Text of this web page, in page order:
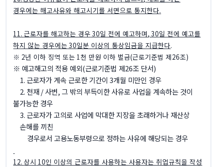
경우에는 해고사유와 해고시기를 서면으로 통지한다.
11.근로자를 해고하는 경우 30일 전에 예고하며, 30일 전에 예고를
하지 않는 경우에는 30일분 이상의 통상임금을 지급한다.
※ 2년 이하 징역 또는 1 천 만원 이하 벌금(근로기준법 제26조)
※ 예고해고의 적용 예외(근로기준법 제26조 단서)
1. 근로자가 계속 근로한 기간이3개월 미만인 경우
2. 천재/사변, 그 밖의 부득이한 사유로 사업을 계속하는 것이
불가능한 경우
3. 근로자가 고의로 사업에 막대한 지장을 초래하거나 재산상
손해를 끼친
경우로서 고용노동부령으로 정하는 사유에 해당되는 경우
12.상시 10인 이상의 근로자를 사용하는 사용자는 취업규칙을 작성